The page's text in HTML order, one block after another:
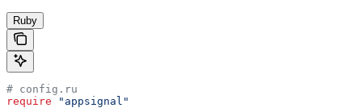
Ruby
# config.ru
require "appsignal"